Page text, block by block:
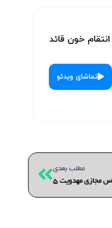
خون قائد
تماشای ویدئو
مطلب بعدی
مجازی مهدویت 5
بعدی